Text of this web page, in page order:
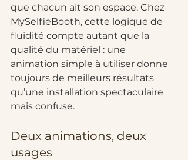
que chacun ait son espace. Chez
MySelfieBooth, cette logique de
fluidité compte autant que la
qualité du matériel : une
animation simple à utiliser donne
toujours de meilleurs résultats
qu’une installation spectaculaire
mais confuse.
Deux animations, deux
usages